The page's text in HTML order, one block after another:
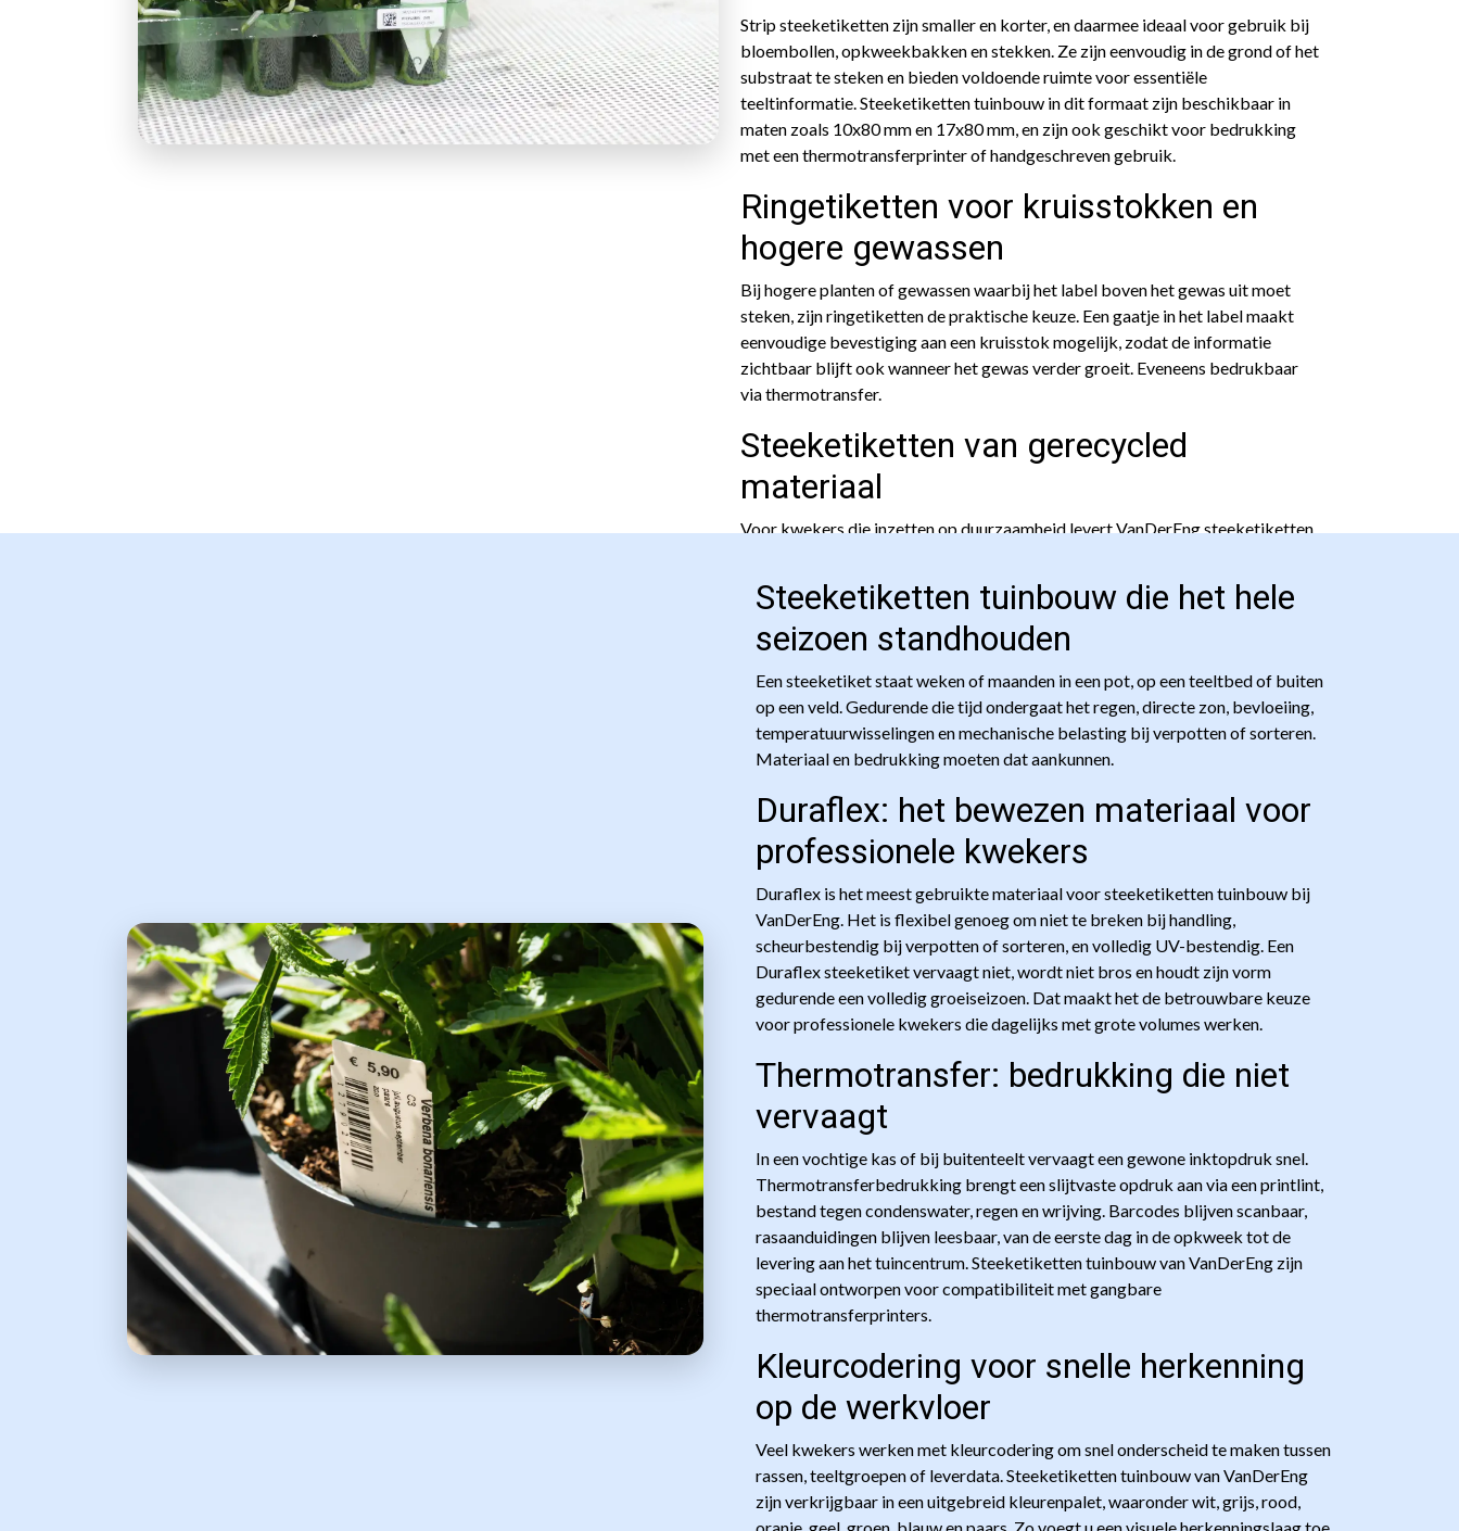
Strip steeketiketten zijn smaller en korter, en daarmee ideaal voor gebruik bij
bloembollen, opkweekbakken en stekken. Ze zijn eenvoudig in de grond of het
substraat te steken en bieden voldoende ruimte voor essentiële
teeltinformatie. Steeketiketten tuinbouw in dit formaat zijn beschikbaar in
maten zoals 10x80 mm en 17x80 mm, en zijn ook geschikt voor bedrukking
met een thermotransferprinter of handgeschreven gebruik.
Ringetiketten voor kruisstokken en
hogere gewassen
Bij hogere planten of gewassen waarbij het label boven het gewas uit moet
steken, zijn ringetiketten de praktische keuze. Een gaatje in het label maakt
eenvoudige bevestiging aan een kruisstok mogelijk, zodat de informatie
zichtbaar blijft ook wanneer het gewas verder groeit. Eveneens bedrukbaar
via thermotransfer.
Steeketiketten van gerecycled
materiaal
Voor kwekers die inzetten op duurzaamheid levert VanDerEng steeketiketten
recyclebaar na gebruik en passen daarmee binnen een circulaire
bedrijfsvoering, zonder in te leveren op kwaliteit of leesbaarheid.
Offerte aa n​​vrag​​en
Steeketiketten tuinbouw die het hele
seizoen standhouden
Een steeketiket staat weken of maanden in een pot, op een teeltbed of buiten
op een veld. Gedurende die tijd ondergaat het regen, directe zon, bevloeiing,
temperatuurwisselingen en mechanische belasting bij verpotten of sorteren.
Materiaal en bedrukking moeten dat aankunnen.
Duraflex: het bewezen materiaal voor
professionele kwekers
Duraflex is het meest gebruikte materiaal voor steeketiketten tuinbouw bij
VanDerEng. Het is flexibel genoeg om niet te breken bij handling,
scheurbestendig bij verpotten of sorteren, en volledig UV-bestendig. Een
Duraflex steeketiket vervaagt niet, wordt niet bros en houdt zijn vorm
gedurende een volledig groeiseizoen. Dat maakt het de betrouwbare keuze
voor professionele kwekers die dagelijks met grote volumes werken.
Thermotransfer: bedrukking die niet
vervaagt
In een vochtige kas of bij buitenteelt vervaagt een gewone inktopdruk snel.
Thermotransferbedrukking brengt een slijtvaste opdruk aan via een printlint,
bestand tegen condenswater, regen en wrijving. Barcodes blijven scanbaar,
rasaanduidingen blijven leesbaar, van de eerste dag in de opkweek tot de
levering aan het tuincentrum. Steeketiketten tuinbouw van VanDerEng zijn
speciaal ontworpen voor compatibiliteit met gangbare
thermotransferprinters.
Kleurcodering voor snelle herkenning
op de werkvloer
Veel kwekers werken met kleurcodering om snel onderscheid te maken tussen
rassen, teeltgroepen of leverdata. Steeketiketten tuinbouw van VanDerEng
zijn verkrijgbaar in een uitgebreid kleurenpalet, waaronder wit, grijs, rood,